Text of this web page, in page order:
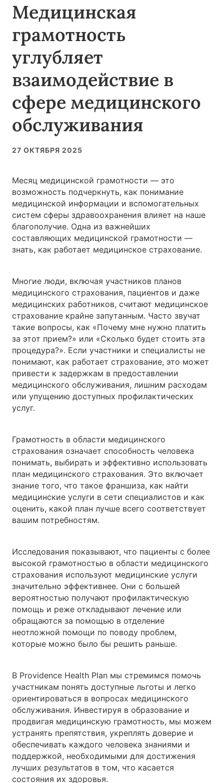
Медицинская
грамотность
углубляет
взаимодействие в
сфере медицинского
обслуживания
27 ОКТЯБРЯ 2025
Месяц медицинской грамотности — это
возможность подчеркнуть, как понимание
медицинской информации и вспомогательных
систем сферы здравоохранения влияет на наше
благополучие. Одна из важнейших
составляющих медицинской грамотности —
знать, как работает медицинское страхование.
Многие люди, включая участников планов
медицинского страхования, пациентов и даже
медицинских работников, считают медицинское
страхование крайне запутанным. Часто звучат
такие вопросы, как «Почему мне нужно платить
за этот прием?» или «Сколько будет стоить эта
процедура?». Если участники и специалисты не
понимают, как работает страхование, это может
привести к задержкам в предоставлении
медицинского обслуживания, лишним расходам
или упущению доступных профилактических
услуг.
Грамотность в области медицинского
страхования означает способность человека
понимать, выбирать и эффективно использовать
план медицинского страхования. Это включает
знание того, что такое франшиза, как найти
медицинские услуги в сети специалистов и как
оценить, какой план лучше всего соответствует
вашим потребностям.
Исследования показывают, что пациенты с более
высокой грамотностью в области медицинского
страхования используют медицинские услуги
значительно эффективнее. Они с большей
вероятностью получают профилактическую
помощь и реже откладывают лечение или
обращаются за помощью в отделение
неотложной помощи по поводу проблем,
которые можно было бы решить раньше.
В Providence Health Plan мы стремимся помочь
участникам понять доступные льготы и легко
ориентироваться в вопросах медицинского
обслуживания. Инвестируя в образование и
продвигая медицинскую грамотность, мы можем
устранять препятствия, укреплять доверие и
обеспечивать каждого человека знаниями и
поддержкой, необходимыми для достижения
лучших результатов в том, что касается
состояния их здоровья.